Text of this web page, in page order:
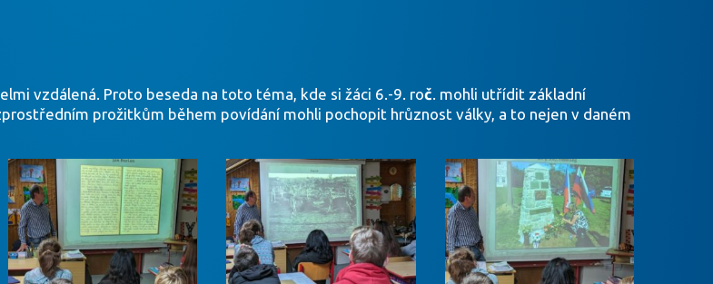
vzdálená. Proto beseda na toto téma, kde si žáci 6.-9. roč. mohli utřídit základní
prožitkům během povídání mohli pochopit hrůznost války, a to nejen v daném